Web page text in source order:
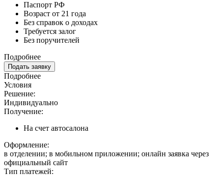
Паспорт РФ
Возраст от 21 года
Без справок о доходах
Требуется залог
Без поручителей
Подробнее
Подать заявку
Подробнее
Условия
Решение:
Индивидуально
Получение:
На счет автосалона
Оформление:
в отделении; в мобильном приложении; онлайн заявка через
официальный сайт
Тип платежей: